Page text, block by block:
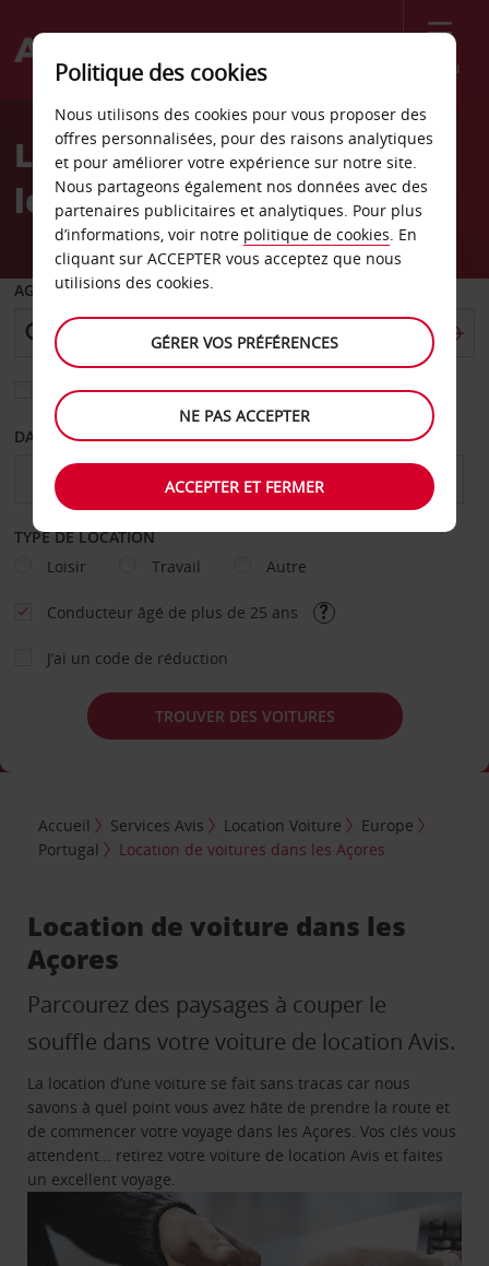
Menu
Welcome
AvisLocation de voitures dans
les Açores avec Avis
AGENCE DE DÉPART
Sélectionnez une autre agence de retour
DATE DE DÉPART DATE DE RETOUR
TYPE DE LOCATION
Loisir
Travail Autre
Conducteur âgé de plus de 25 ans
J’ai un code de réduction
TROUVER DES VOITURES
Accueil Services Avis Location Voiture
Europe
Portugal
Location de voitures dans les Açores
Location de voiture dans les
Açores
Parcourez des paysages à couper le
souffle dans votre voiture de location Avis.
La location d’une voiture se fait sans tracas car nous
savons à quel point vous avez hâte de prendre la route et
de commencer votre voyage dans les Açores. Vos clés vous
attendent… retirez votre voiture de location Avis et faites
un excellent voyage.
Politique des cookies
Nous utilisons des cookies pour vous proposer des
offres personnalisées, pour des raisons analytiques
et pour améliorer votre expérience sur notre site.
Nous partageons également nos données avec des
partenaires publicitaires et analytiques. Pour plus
d’informations, voir notre politique de cookies. En
cliquant sur ACCEPTER vous acceptez que nous
utilisions des cookies.
GÉRER VOS PRÉFÉRENCES
NE PAS ACCEPTER
ACCEPTER ET FERMER